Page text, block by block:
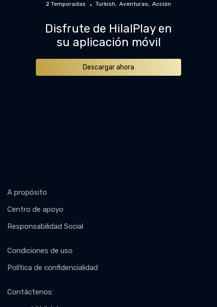
2 Temporadas Turkish Aventuras Acción
Disfrute de HilalPlay en
su aplicación móvil
Descargar ahora
A propósito
Centro de apoyo
Responsabilidad Social
Condiciones de uso
Política de confidencialidad
Contáctenos: